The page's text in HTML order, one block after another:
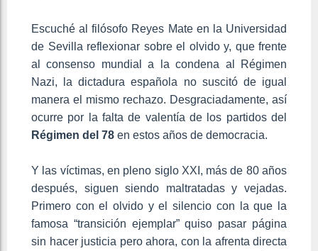
Escuché al filósofo Reyes Mate en la Universidad
de Sevilla reflexionar sobre el olvido y, que frente
al consenso mundial a la condena al Régimen
Nazi, la dictadura española no suscitó de igual
manera el mismo rechazo. Desgraciadamente, así
ocurre por la falta de valentía de los partidos del
Régimen del 78 en estos años de democracia.
Y las víctimas, en pleno siglo XXI, más de 80 años
después, siguen siendo maltratadas y vejadas.
Primero con el olvido y el silencio con la que la
famosa “transición ejemplar” quiso pasar página
sin hacer justicia pero ahora, con la afrenta directa